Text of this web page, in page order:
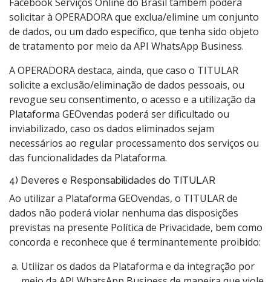
solicitar à OPERADORA que exclua/elimine um conjunto
de dados, ou um dado específico, que tenha sido objeto
de tratamento por meio da API WhatsApp Business.
A OPERADORA destaca, ainda, que caso o TITULAR
solicite a exclusão/eliminação de dados pessoais, ou
revogue seu consentimento, o acesso e a utilização da
Plataforma GEOvendas poderá ser dificultado ou
inviabilizado, caso os dados eliminados sejam
necessários ao regular processamento dos serviços ou
das funcionalidades da Plataforma.
4) Deveres e Responsabilidades do TITULAR
Ao utilizar a Plataforma GEOvendas, o TITULAR de
dados não poderá violar nenhuma das disposições
previstas na presente Política de Privacidade, bem como
concorda e reconhece que é terminantemente proibido:
Utilizar os dados da Plataforma e da integração por